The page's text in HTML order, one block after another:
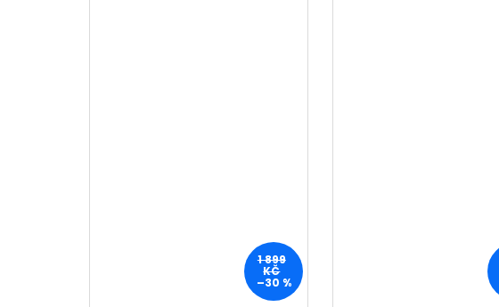
1 899
KČ
–30 %